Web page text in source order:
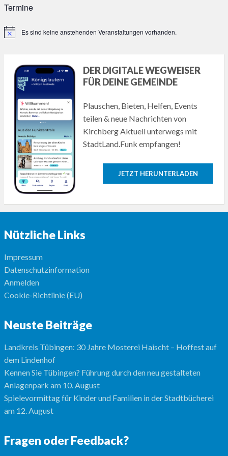
Termine
HinweisEs sind keine anstehenden Veranstaltungen vorhanden.
DER DIGITALE WEGWEISER
FÜR DEINE GEMEINDE
Plauschen, Bieten, Helfen, Events
teilen & neue Nachrichten von
Kirchberg Aktuell unterwegs mit
StadtLand.Funk empfangen!
JETZT HERUNTERLADEN
Nützliche Links
Impressum
Datenschutzinformation
Anmelden
Cookie-Richtlinie (EU)
Neuste Beiträge
Landkreis Tübingen: 30 Jahre Mosterei Haischt – Hoffest auf
dem Lindenhof
Kennen Sie Tübingen? Führung durch den neu gestalteten
Anlagenpark am 10. August
Spielevormittag für Kinder und Familien in der Stadtbücherei
am 12. August
Fragen oder Feedback?